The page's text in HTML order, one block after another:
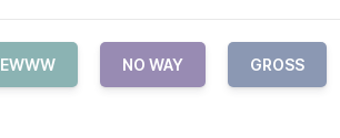
EWWW NO WAY GROSS